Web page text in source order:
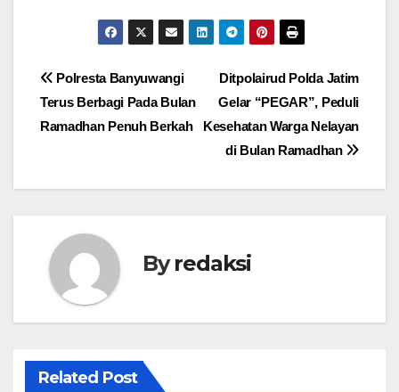
Navigasi
pos
Ditpolairud Polda Jatim
Gelar “PEGAR”, Peduli
Kesehatan Warga Nelayan
di Bulan Ramadhan
Polresta Banyuwangi
Terus Berbagi Pada Bulan
Ramadhan Penuh Berkah
Byredaksi
Related Post